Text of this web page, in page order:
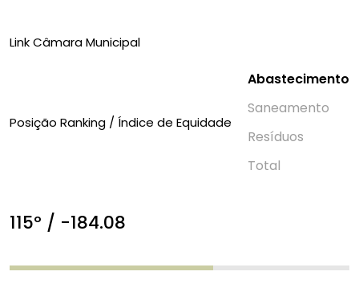
Link Câmara Municipal
Posição Ranking / Índice de Equidade
Abastecimento
Saneamento
Resí­duos
Total
115º / -184.08